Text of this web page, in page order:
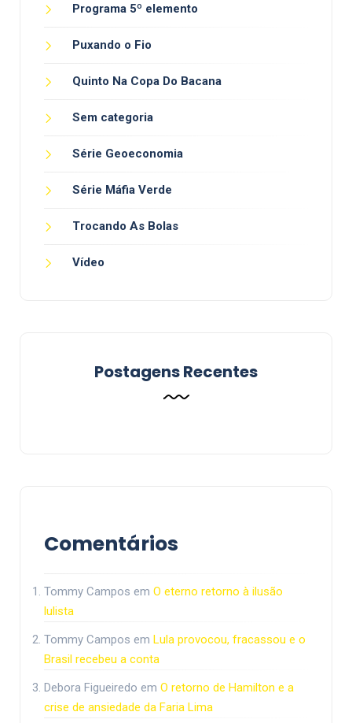
Programa 5º elemento
Puxando o Fio
Quinto Na Copa Do Bacana
Sem categoria
Série Geoeconomia
Série Máfia Verde
Trocando As Bolas
Vídeo
Postagens Recentes
Comentários
Tommy Campos em O eterno retorno à ilusão
lulista
Tommy Campos em Lula provocou, fracassou e o
Brasil recebeu a conta
Debora Figueiredo em O retorno de Hamilton e a
crise de ansiedade da Faria Lima